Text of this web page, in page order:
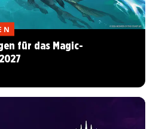
für das Magic-